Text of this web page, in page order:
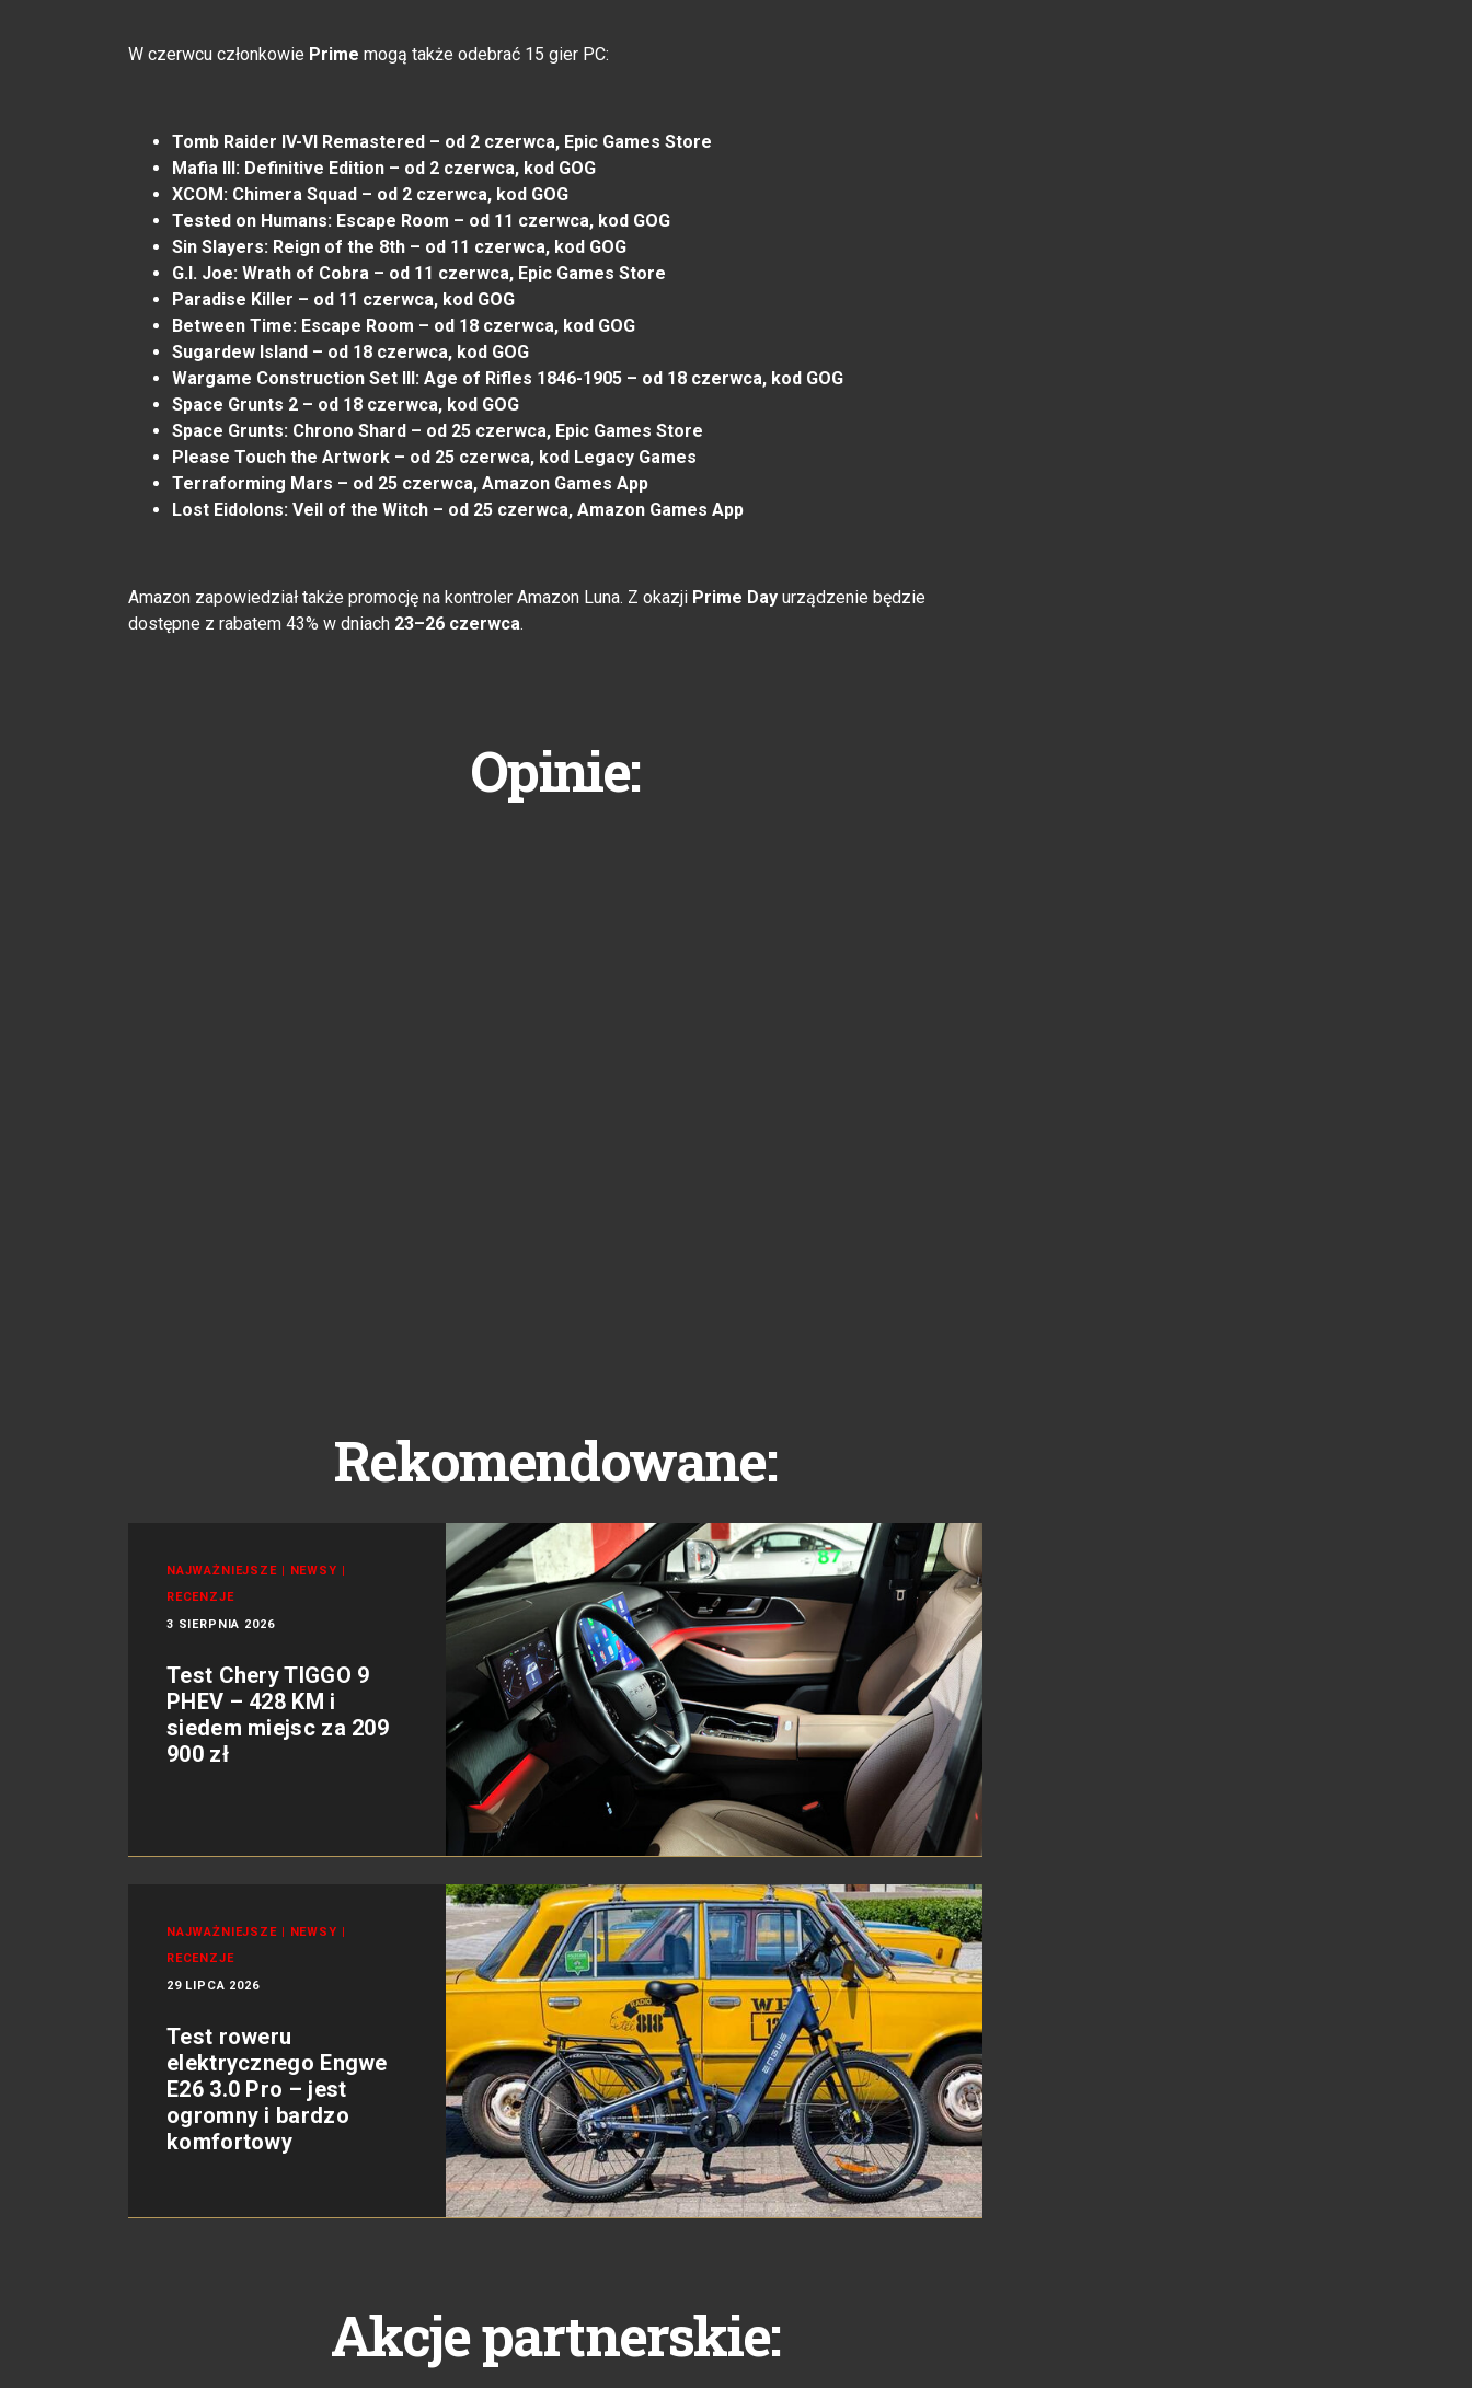
W czerwcu członkowie Prime mogą także odebrać 15 gier PC:
Tomb Raider IV-VI Remastered – od 2 czerwca, Epic Games Store
Mafia III: Definitive Edition – od 2 czerwca, kod GOG
XCOM: Chimera Squad – od 2 czerwca, kod GOG
Tested on Humans: Escape Room – od 11 czerwca, kod GOG
Sin Slayers: Reign of the 8th – od 11 czerwca, kod GOG
G.I. Joe: Wrath of Cobra – od 11 czerwca, Epic Games Store
Paradise Killer – od 11 czerwca, kod GOG
Between Time: Escape Room – od 18 czerwca, kod GOG
Sugardew Island – od 18 czerwca, kod GOG
Wargame Construction Set III: Age of Rifles 1846-1905 – od 18 czerwca, kod GOG
Space Grunts 2 – od 18 czerwca, kod GOG
Space Grunts: Chrono Shard – od 25 czerwca, Epic Games Store
Please Touch the Artwork – od 25 czerwca, kod Legacy Games
Terraforming Mars – od 25 czerwca, Amazon Games App
Lost Eidolons: Veil of the Witch – od 25 czerwca, Amazon Games App
Amazon zapowiedział także promocję na kontroler Amazon Luna. Z okazji Prime Day urządzenie będzie
dostępne z rabatem 43% w dniach 23–26 czerwca.
Opinie:
Rekomendowane:
NAJWAŻNIEJSZE | NEWSY |
RECENZJE
3 SIERPNIA 2026
Test Chery TIGGO 9
PHEV – 428 KM i
siedem miejsc za 209
900 zł
NAJWAŻNIEJSZE | NEWSY |
RECENZJE
29 LIPCA 2026
Test roweru
elektrycznego Engwe
E26 3.0 Pro – jest
ogromny i bardzo
komfortowy
Akcje partnerskie: